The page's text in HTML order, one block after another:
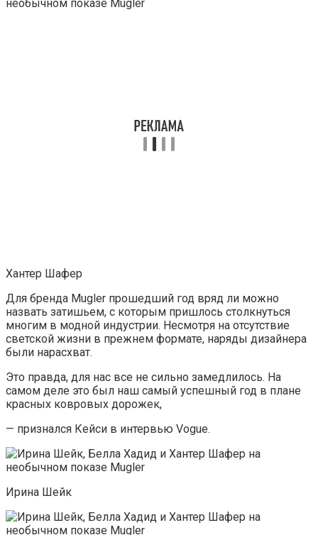
Хантер Шафер
Для бренда Mugler прошедший год вряд ли можно
назвать затишьем, с которым пришлось столкнуться
многим в модной индустрии. Несмотря на отсутствие
светской жизни в прежнем формате, наряды дизайнера
были нарасхват.
Это правда, для нас все не сильно замедлилось. На
самом деле это был наш самый успешный год в плане
красных ковровых дорожек,
— признался Кейси в интервью Vogue.
Ирина Шейк